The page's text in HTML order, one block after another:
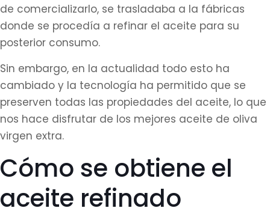
de comercializarlo, se trasladaba a la fábricas
donde se procedía a refinar el aceite para su
posterior consumo.
Sin embargo, en la actualidad todo esto ha
cambiado y la tecnología ha permitido que se
preserven todas las propiedades del aceite, lo que
nos hace disfrutar de los mejores aceite de oliva
virgen extra.
Cómo se obtiene el
aceite refinado